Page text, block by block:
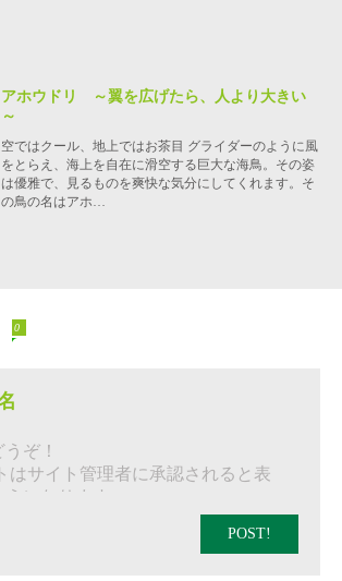
アホウドリ ～翼を広げたら、人より大きい
～
空ではクール、地上ではお茶目 グライダーのように風
をとらえ、海上を自在に滑空する巨大な海鳥。その姿
は優雅で、見るものを爽快な気分にしてくれます。そ
の鳥の名はアホ…
0
POST!